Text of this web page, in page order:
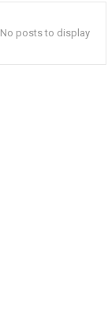
No posts to display